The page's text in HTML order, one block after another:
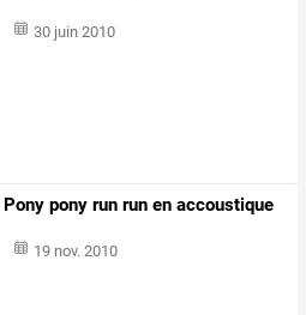
30 juin 2010
Pony pony run run en accoustique
19 nov. 2010